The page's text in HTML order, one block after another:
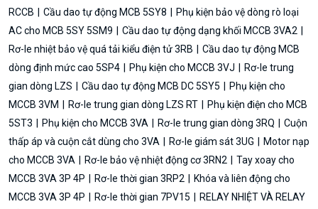
RCCB
Cầu dao tự động MCB 5SY8
Phụ kiện bảo vệ dòng rò loại
AC cho MCB 5SY 5SM9
Cầu dao tự động dạng khối MCCB 3VA2
Rơ-le nhiệt bảo vệ quá tải kiểu điện tử 3RB
Cầu dao tự động MCB
dòng định mức cao 5SP4
Phụ kiện cho MCCB 3VJ
Rơ-le trung
gian dòng LZS
Cầu dao tự động MCB DC 5SY5
Phụ kiện cho
MCCB 3VM
Rơ-le trung gian dòng LZS RT
Phụ kiện điện cho MCB
5ST3
Phụ kiện cho MCCB 3VA Rơ-le trung gian dòng 3RQ
Cuộn
thấp áp và cuộn cắt dùng cho 3VA
Rơ-le giám sát 3UG
Motor nạp
cho MCCB 3VA
Rơ-le bảo vệ nhiệt động cơ 3RN2
Tay xoay cho
MCCB 3VA 3P 4P
Rơ-le thời gian 3RP2
Khóa và liên động cho
MCCB 3VA 3P 4P
Rơ-le thời gian 7PV15
RELAY NHIỆT VÀ RELAY